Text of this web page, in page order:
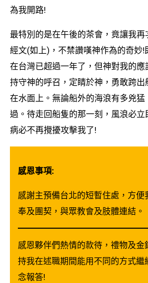
為我開路!​
最特別的是在午後的茶會，竟讓我
經文(如上)，不禁讚嘆神作為的奇妙!
在台灣已超過一年了，但神對我的應
持守神的呼召，定睛於神，勇敢跨出
在水面上。無論船外的海浪有多兇
過。待走回船隻的那一刻，風浪必
病必不再攪擾攻擊我了!
感恩事項:
感謝主預備台北的短暫住處，方便
奉及團契，與眾教會及肢體連結。
感恩夥伴們熱情的款待，禮物及金
持我在述職期間能用不同的方式繼
念報答!